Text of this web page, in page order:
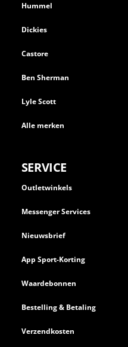
Hummel
Dickies
Castore
Ben Sherman
Lyle Scott
Alle merken
SERVICE
Outletwinkels
Messenger Services
Nieuwsbrief
App Sport-Korting
Waardebonnen
Bestelling & Betaling
Verzendkosten